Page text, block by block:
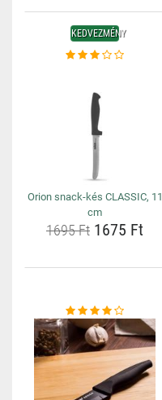
KEDVEZMÉNY
Orion snack-kés CLASSIC, 11
cm
1695 Ft 1675 Ft